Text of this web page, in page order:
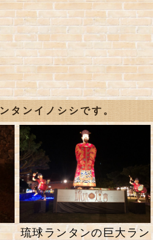
タンイノシシです。
琉球ランタンの巨大ラン